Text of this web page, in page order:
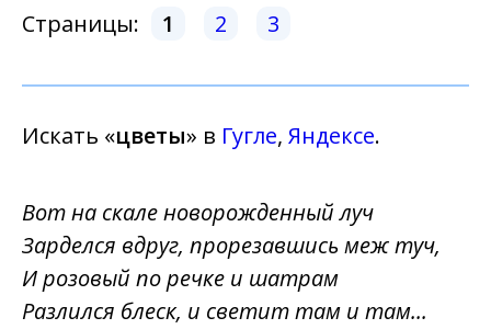
Страницы: 1 2 3
Искать «цветы» в Гугле, Яндексе.
Вот на скале новорожденный луч
Зарделся вдруг, прорезавшись меж туч,
И розовый по речке и шатрам
Разлился блеск, и светит там и там...